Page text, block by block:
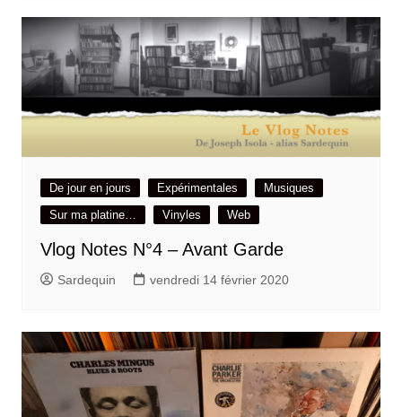
De jour en jours Expérimentales
Musiques
Sur ma platine…
Vinyles Web
Vlog Notes N°4 – Avant Garde
Sardequin vendredi 14 février 2020